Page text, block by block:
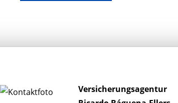
Versicherungsagentur